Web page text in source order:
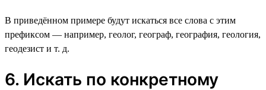
В приведённом примере будут искаться все слова с этим
префиксом — например, геолог, географ, география, геология,
геодезист и т. д.
6. Искать по конкретному